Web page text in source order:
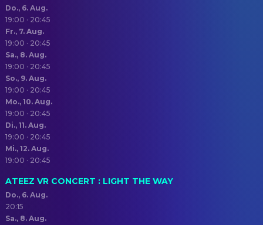
Do., 6. Aug.
19:00 · 20:45
Fr., 7. Aug.
19:00 · 20:45
Sa., 8. Aug.
19:00 · 20:45
So., 9. Aug.
19:00 · 20:45
Mo., 10. Aug.
19:00 · 20:45
Di., 11. Aug.
19:00 · 20:45
Mi., 12. Aug.
19:00 · 20:45
ATEEZ VR CONCERT : LIGHT THE WAY
Do., 6. Aug.
20:15
Sa., 8. Aug.